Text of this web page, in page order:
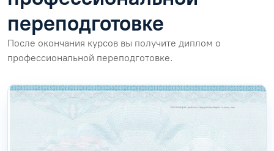
переподготовке
После окончания курсов вы получите диплом о
профессиональной переподготовке.